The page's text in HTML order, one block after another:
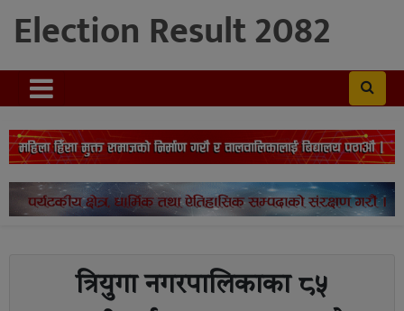
Election Result 2082
त्रियुगा नगरपालिकाका ८५